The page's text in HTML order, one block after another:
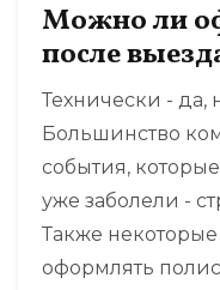
Можно ли
после
Технически - да,
Большинство
события,
уже заболели -
Также
оформлять